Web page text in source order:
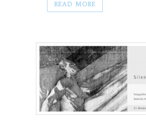
READ MORE